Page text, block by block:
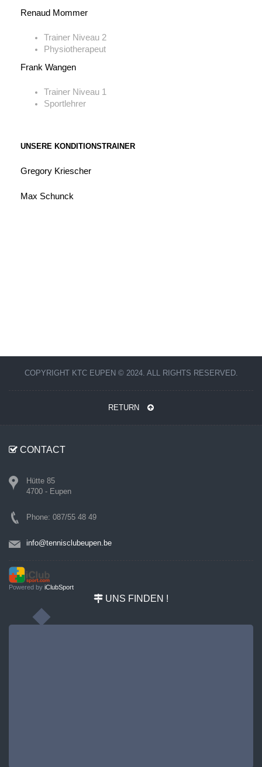
Renaud Mommer
Trainer Niveau 2
Physiotherapeut
Frank Wangen
Trainer Niveau 1
Sportlehrer
UNSERE KONDITIONSTRAINER
Gregory Kriescher
Max Schunck
COPYRIGHT KTC EUPEN © 2024. ALL RIGHTS RESERVED.
RETURN
CONTACT
Hütte 85
4700 - Eupen
Phone: 087/55 48 49
info@tennisclubeupen.be
Powered by iClubSport
UNS FINDEN !